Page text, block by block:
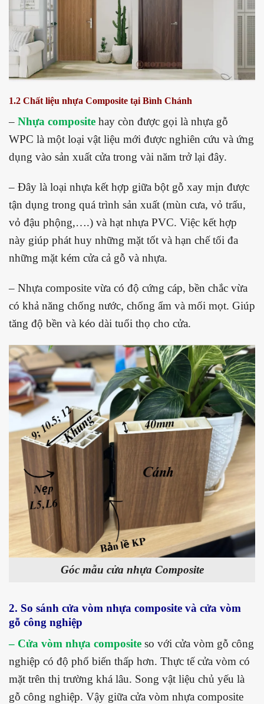
1.2 Chất liệu nhựa Composite tại Bình Chánh
– Nhựa composite hay còn được gọi là nhựa gỗ
WPC là một loại vật liệu mới được nghiên cứu và ứng
dụng vào sản xuất cửa trong vài năm trở lại đây.
– Đây là loại nhựa kết hợp giữa bột gỗ xay mịn được
tận dụng trong quá trình sản xuất (mùn cưa, vỏ trấu,
vỏ đậu phộng,….) và hạt nhựa PVC. Việc kết hợp
này giúp phát huy những mặt tốt và hạn chế tối đa
những mặt kém cửa cả gỗ và nhựa.
– Nhựa composite vừa có độ cứng cáp, bền chắc vừa
có khả năng chống nước, chống ẩm và mối mọt. Giúp
tăng độ bền và kéo dài tuổi thọ cho cửa.
Góc mẫu cửa nhựa Composite
2. So sánh cửa vòm nhựa composite và cửa vòm
gỗ công nghiệp
– Cửa vòm nhựa composite so với cửa vòm gỗ công
nghiệp có độ phổ biến thấp hơn. Thực tế cửa vòm có
mặt trên thị trường khá lâu. Song vật liệu chủ yếu là
gỗ công nghiệp. Vậy giữa cửa vòm nhựa composite